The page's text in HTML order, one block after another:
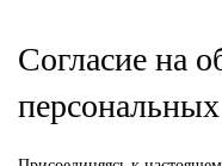
Согласие на